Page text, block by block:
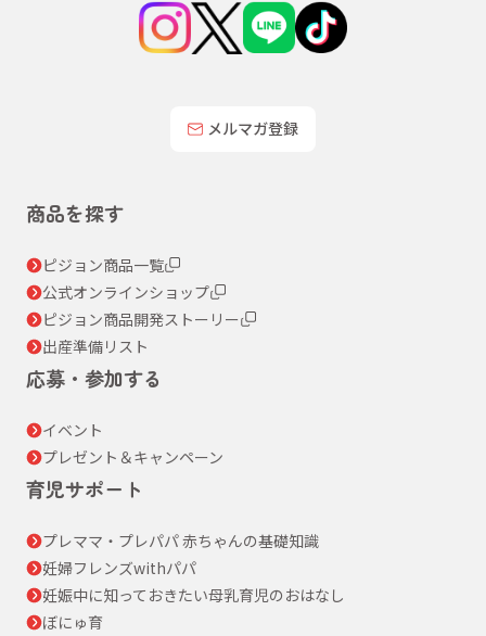
メルマガ登録
商品を探す
ピジョン商品一覧
公式オンラインショップ
ピジョン商品開発ストーリー
出産準備リスト
応募・参加する
イベント
プレゼント＆キャンペーン
育児サポート
プレママ・プレパパ 赤ちゃんの基礎知識
妊婦フレンズwithパパ
妊娠中に知っておきたい母乳育児のおはなし
ぼにゅ育